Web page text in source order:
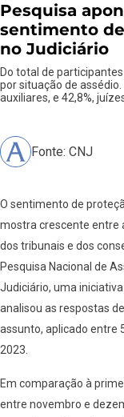
Pesquisa
sentimento
no Judiciário
Do total de
por situação de assédio.
auxiliares, e 42,8%,
Fonte: CNJ
O sentimento de
mostra crescente entre
dos tribunais e dos
Pesquisa Nacional de
Judiciário, uma
analisou as respostas
assunto, aplicado entre
2023.
Em comparação à
entre novembro e